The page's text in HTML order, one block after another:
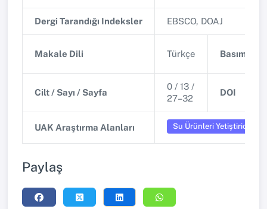
Dergi Tarandığı Indeksler EBSCO, DOAJ
Makale Dili Türkçe Basım
Cilt / Sayı / Sayfa
0 / 13 /
27–32
DOI
UAK Araştırma Alanları Su Ürünleri Yetiştiriciliği
Paylaş